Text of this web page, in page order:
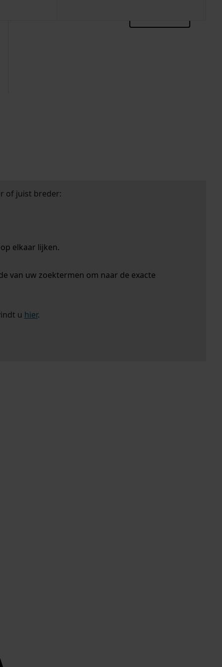
of juist breder:
elkaar lijken.
van uw zoektermen om naar de exacte
u hier.